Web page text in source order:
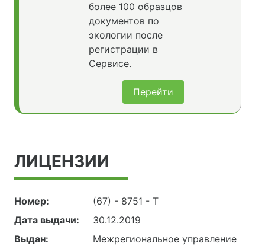
более 100 образцов
документов по
экологии после
регистрации в
Сервисе.
Перейти
ЛИЦЕНЗИИ
Номер:
(67) - 8751 - Т
Дата выдачи:
30.12.2019
Выдан:
Межрегиональное управление